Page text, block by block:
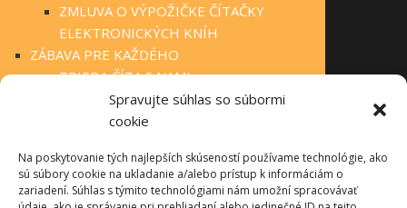
Spravujte súhlas so súbormi
cookie
Na poskytovanie tých najlepších skúseností používame technológie, ako
sú súbory cookie na ukladanie a/alebo prístup k informáciám o
zariadení. Súhlas s týmito technológiami nám umožní spracovávať
ZMLUVA O VÝPOŽIČKE ČÍTAČKY
ELEKTRONICKÝCH KNÍH
ZÁBAVA PRE KAŽDÉHO
TRIEDA ČÍTA S NAMI
KLUBOVÁ ČINNOSŤ
STÁLA PONUKA
OBECNÉ KNIŽNICE
MANIFEST O VEREJNÝCH KNIŽNICIACH